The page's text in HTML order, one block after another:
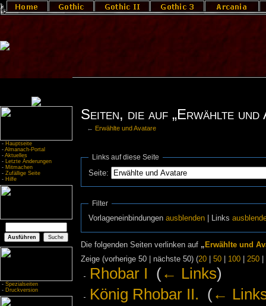
- Hauptseite
- Almanach-Portal
- Aktuelles
- Letzte Änderungen
- Mitmachen
- Zufällige Seite
- Hilfe
- Spezialseiten
- Druckversion
Seiten, die auf „Erwählte und
← Erwählte und Avatare
Links auf diese Seite
Seite:
Filter
Vorlageneinbindungenausblenden | Links
Die folgenden Seiten verlinken auf „ Erwählte und
Zeige (vorherige 50 | nächste 50) (20| 50| 100| 250|
Rhobar I (← Links)
König Rhobar II.
(←